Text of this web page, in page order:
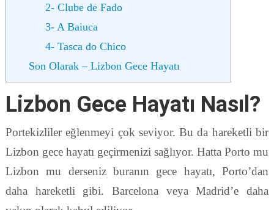
2- Clube de Fado
3- A Baiuca
4- Tasca do Chico
Son Olarak – Lizbon Gece Hayatı
Lizbon Gece Hayatı Nasıl?
Portekizliler eğlenmeyi çok seviyor. Bu da hareketli bir
Lizbon gece hayatı geçirmenizi sağlıyor. Hatta Porto mu
Lizbon mu derseniz buranın gece hayatı, Porto’dan
daha hareketli gibi. Barcelona veya Madrid’e daha